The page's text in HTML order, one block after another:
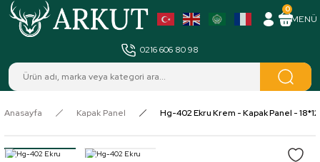
0216 606 80 98
0
MENÜ
Anasayfa Kapak Panel Hg-402 Ekru Krem - Kapak Panel -